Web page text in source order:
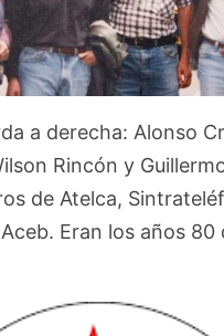
a derecha: Alonso
Rincón y
de Atelca,
Eran los años 80